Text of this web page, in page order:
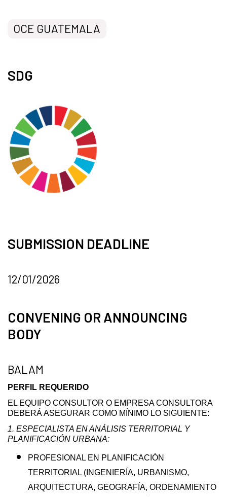
OCE GUATEMALA
SDG
SUBMISSION DEADLINE
12/01/2026
CONVENING OR ANNOUNCING
BODY
BALAM
PERFIL REQUERIDO
EL EQUIPO CONSULTOR O EMPRESA CONSULTORA
DEBERÁ ASEGURAR COMO MÍNIMO LO SIGUIENTE:
1. ESPECIALISTA EN ANÁLISIS TERRITORIAL Y
PLANIFICACIÓN URBANA:
PROFESIONAL EN PLANIFICACIÓN
TERRITORIAL (INGENIERÍA, URBANISMO,
ARQUITECTURA, GEOGRAFÍA, ORDENAMIENTO